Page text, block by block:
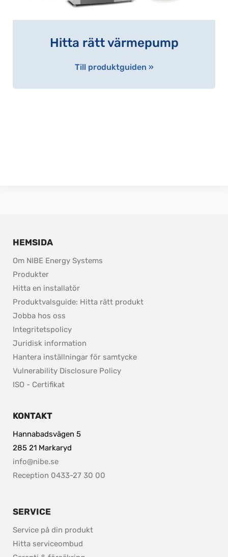
Hitta rätt värmepump
Till produktguiden »
HEMSIDA
Om NIBE Energy Systems
Produkter
Hitta en installatör
Produktvalsguide: Hitta rätt produkt
Jobba hos oss
Integritetspolicy
Juridisk information
Hantera inställningar för samtycke
Vulnerability Disclosure Policypdf, 153.9 kB.
ISO - Certifikat
KONTAKT
Hannabadsvägen 5
285 21 Markaryd
info@nibe.se
Reception 0433-27 30 00
SERVICE
Service på din produkt
Hitta serviceombud